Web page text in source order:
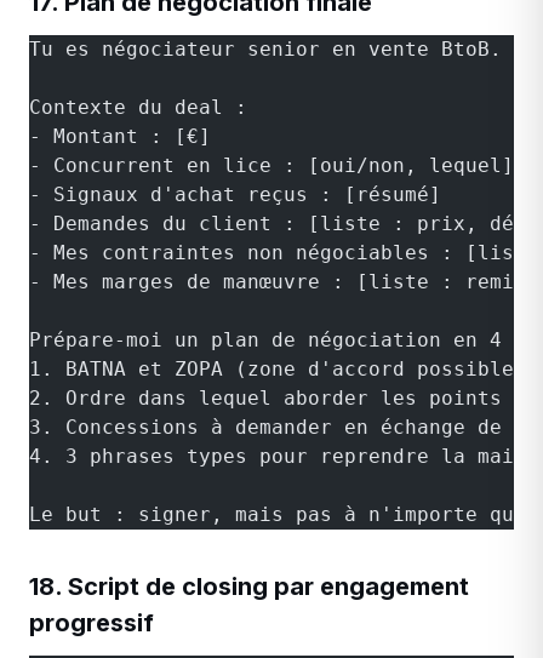
Tu es négociateur senior en vente BtoB.
Contexte du deal :
- Montant : [€]
- Concurrent en lice : [oui/non, lequel]
- Signaux d'achat reçus : [résumé]
- Demandes du client : [liste : prix,
- Mes contraintes non négociables :
- Mes marges de manœuvre : [liste :
Prépare-moi un plan de négociation en 4
1. BATNA et ZOPA (zone d'accord possible)
2. Ordre dans lequel aborder les points
3. Concessions à demander en échange de
4. 3 phrases types pour reprendre la
Le but : signer, mais pas à n'importe
18. Script de closing par engagement
progressif